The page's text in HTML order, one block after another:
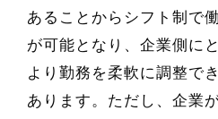
あることからシフト制で
が可能となり、企業側に
より勤務を柔軟に調整で
あります。ただし、企業